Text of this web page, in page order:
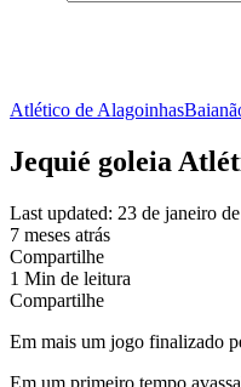
Atlético de Alagoinhas
Jequié goleia
Last updated: 23 de janeiro
7 meses atrás
Compartilhe
1 Min de leitura
Compartilhe
Em mais um jogo finalizado
Em um primeiro tempo